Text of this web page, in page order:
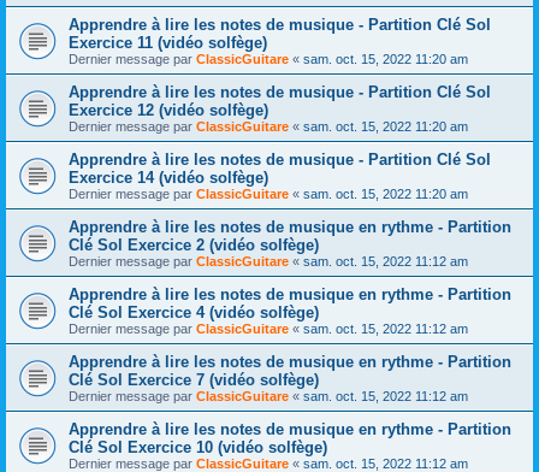
Apprendre à lire les notes de musique - Partition Clé Sol
Exercice 11 (vidéo solfège)
Dernier message par ClassicGuitare « sam. oct. 15, 2022 11:20 am
Apprendre à lire les notes de musique - Partition Clé Sol
Exercice 12 (vidéo solfège)
Dernier message par ClassicGuitare « sam. oct. 15, 2022 11:20 am
Apprendre à lire les notes de musique - Partition Clé Sol
Exercice 14 (vidéo solfège)
Dernier message par ClassicGuitare « sam. oct. 15, 2022 11:20 am
Apprendre à lire les notes de musique en rythme - Partition
Clé Sol Exercice 2 (vidéo solfège)
Dernier message par ClassicGuitare « sam. oct. 15, 2022 11:12 am
Apprendre à lire les notes de musique en rythme - Partition
Clé Sol Exercice 4 (vidéo solfège)
Dernier message par ClassicGuitare « sam. oct. 15, 2022 11:12 am
Apprendre à lire les notes de musique en rythme - Partition
Clé Sol Exercice 7 (vidéo solfège)
Dernier message par ClassicGuitare « sam. oct. 15, 2022 11:12 am
Apprendre à lire les notes de musique en rythme - Partition
Clé Sol Exercice 10 (vidéo solfège)
Dernier message par ClassicGuitare « sam. oct. 15, 2022 11:12 am